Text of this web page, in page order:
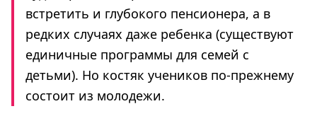
встретить и глубокого пенсионера, а в
редких случаях даже ребенка (существуют
единичные программы для семей с
детьми). Но костяк учеников по-прежнему
состоит из молодежи.